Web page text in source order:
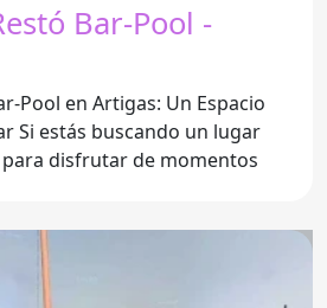
Bar-Pool -
Pool en Artigas: Un Espacio
disfrutar de momentos